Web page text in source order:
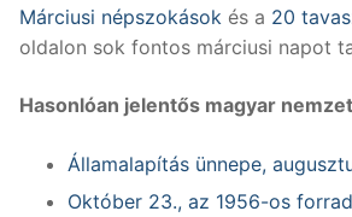
Márciusi népszokások és a 20
oldalon sok fontos márciusi napot
Hasonlóan jelentős magyar
Államalapítás ünnepe,
Október 23., az 1956-os